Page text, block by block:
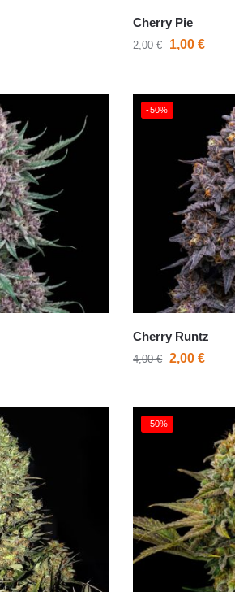
Cherry Pie
2,00€ 1,00 €
-50%
Cherry Runtz
4,00€ 2,00 €
-50%